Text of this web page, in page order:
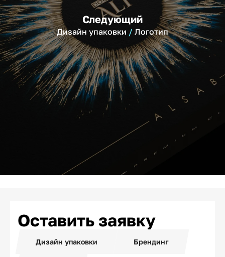
Следующий
Дизайн упаковки Логотип
Оставить заявку
Дизайн упаковки Брендинг